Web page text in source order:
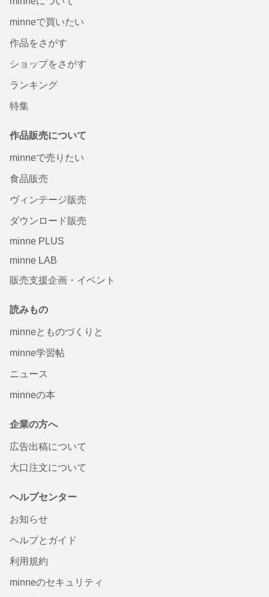
minneで買いたい
作品をさがす
ショップをさがす
ランキング
特集
作品販売について
minneで売りたい
食品販売
ヴィンテージ販売
ダウンロード販売
minne PLUS
minne LAB
販売支援企画・イベント
読みもの
minneとものづくりと
minne学習帖
ニュース
minneの本
企業の方へ
広告出稿について
大口注文について
ヘルプセンター
お知らせ
ヘルプとガイド
利用規約
minneのセキュリティ